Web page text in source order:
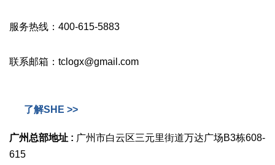
服务热线：400-615-5883
联系邮箱：tclogx@gmail.com
了解SHE >>
广州总部地址 : 广州市白云区三元里街道万达广场B3栋608-
615